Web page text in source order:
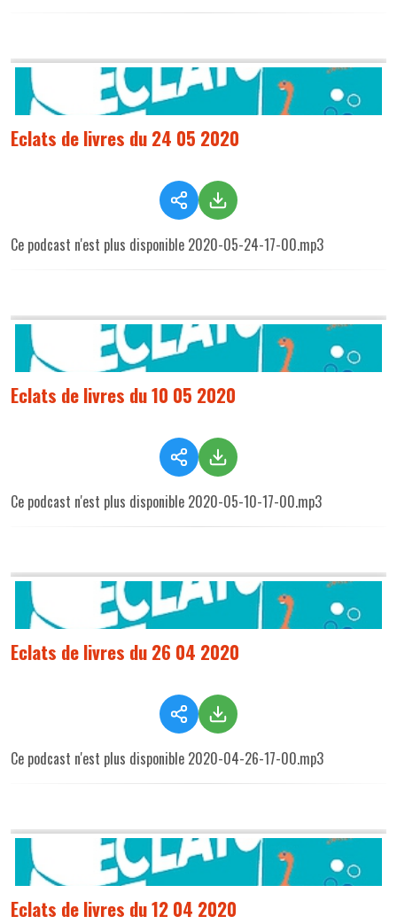
Eclats de livres du 24 05 2020
Ce podcast n'est plus disponible 2020-05-24-17-00.mp3
Eclats de livres du 10 05 2020
Ce podcast n'est plus disponible 2020-05-10-17-00.mp3
Eclats de livres du 26 04 2020
Ce podcast n'est plus disponible 2020-04-26-17-00.mp3
Eclats de livres du 12 04 2020